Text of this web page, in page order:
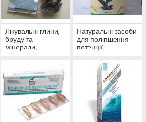
Лікувальні глини,
бруду та
мінерали,
концентрати для
прийняття ванн.
Натуральні засоби
для поліпшення
потенції,
чоловічого
здоров'я